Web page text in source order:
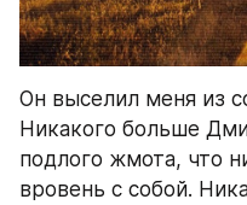
Он выселил меня из
Никакого больше
подлого жмота, что
вровень с собой.